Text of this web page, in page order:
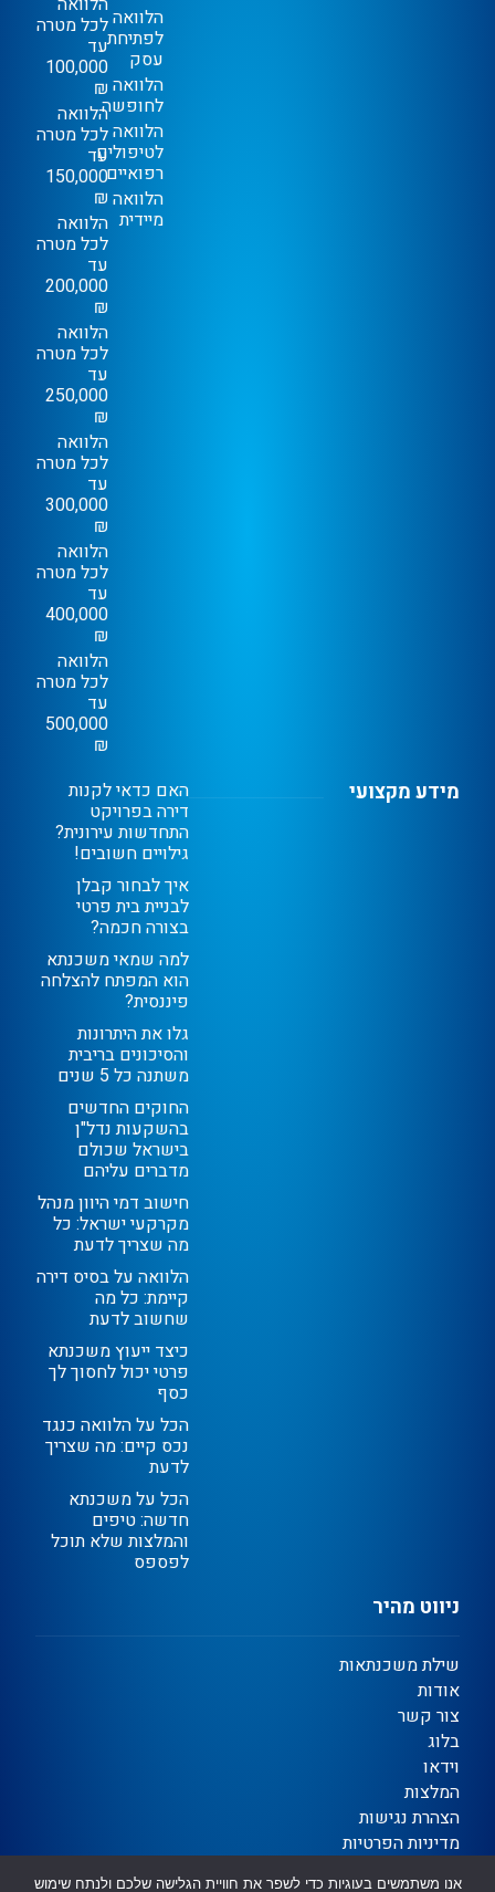
ניווט מהיר
שילת משכנתאות
אודות
צור קשר
בלוג
וידאו
המלצות
הצהרת נגישות
מדיניות הפרטיות
הלוואה
לפתיחת
עסק
הלוואה
לחופשה
הלוואה
לטיפולים
רפואיים
הלוואה
מיידית
לכל מטרה
עד
100,000
₪
הלוואה
לכל מטרה
עד
150,000
₪
הלוואה
לכל מטרה
עד
200,000
₪
הלוואה
לכל מטרה
עד
250,000
₪
הלוואה
לכל מטרה
עד
300,000
₪
הלוואה
לכל מטרה
עד
400,000
₪
הלוואה
לכל מטרה
עד
500,000
₪
מידע מקצועי האם כדאי לקנות
דירה בפרויקט
התחדשות עירונית?
גילויים חשובים!
איך לבחור קבלן
לבניית בית פרטי
בצורה חכמה?
למה שמאי משכנתא
הוא המפתח להצלחה
פיננסית?
גלו את היתרונות
והסיכונים בריבית
משתנה כל 5 שנים
החוקים החדשים
בהשקעות נדל"ן
בישראל שכולם
מדברים עליהם
חישוב דמי היוון מנהל
מקרקעי ישראל: כל
מה שצריך לדעת
הלוואה על בסיס דירה
קיימת: כל מה
שחשוב לדעת
כיצד ייעוץ משכנתא
פרטי יכול לחסוך לך
כסף
הכל על הלוואה כנגד
נכס קיים: מה שצריך
לדעת
הכל על משכנתא
חדשה: טיפים
והמלצות שלא תוכל
לפספס
אנו משתמשים בעוגיות כדי לשפר את חוויית הגלישה שלכם ולנתח שימוש